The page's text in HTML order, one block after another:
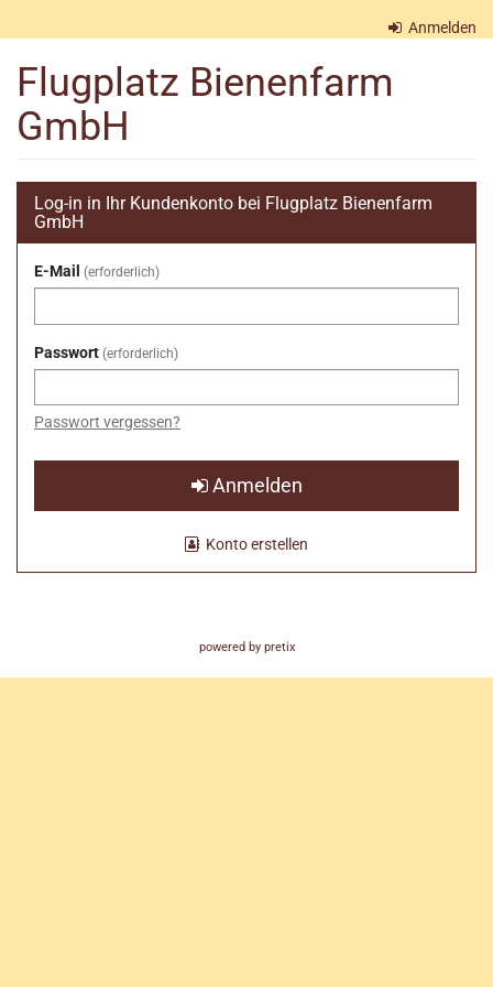
Haupt-
Inhalt
springen
Anmelden
Flugplatz Bienenfarm
GmbH
Log-in in Ihr Kundenkonto bei Flugplatz Bienenfarm
GmbH
E-Mail erforderlich
Passwort erforderlich
Passwort vergessen?
Anmelden
Konto erstellen
powered by pretix